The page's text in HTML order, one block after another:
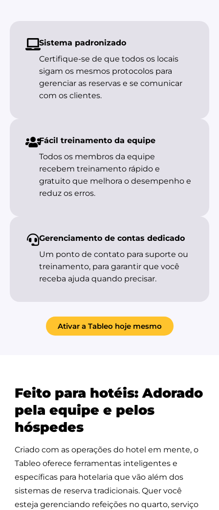
Sistema padronizado
Certifique-se de que todos os locais
sigam os mesmos protocolos para
gerenciar as reservas e se comunicar
com os clientes.
Fácil treinamento da equipe
Todos os membros da equipe
recebem treinamento rápido e
gratuito que melhora o desempenho e
reduz os erros.
Gerenciamento de contas dedicado
Um ponto de contato para suporte ou
treinamento, para garantir que você
receba ajuda quando precisar.
Ativar a Tableo hoje mesmo
Feito para hotéis:Adorado
pela equipe e pelos
hóspedes
Criado com as operações do hotel em mente, o
Tableo oferece ferramentas inteligentes e
específicas para hotelaria que vão além dos
sistemas de reserva tradicionais. Quer você
esteja gerenciando refeições no quarto, serviço